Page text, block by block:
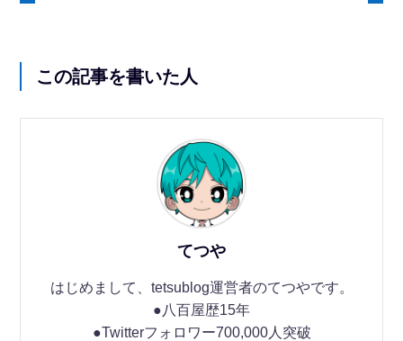
この記事を書いた人
てつや
はじめまして、tetsublog運営者のてつやです。
●八百屋歴15年
●Twitterフォロワー700,000人突破